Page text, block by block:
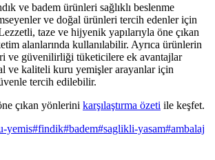
ve badem ürünleri sağlıklı beslenme
ve doğal ürünleri tercih edenler için
taze ve hijyenik yapılarıyla öne çıkan
alanlarında kullanılabilir. Ayrıca ürünlerin
ve güvenilirliği tüketicilere ek avantajlar
ve kaliteli kuru yemişler arayanlar için
tercih edilebilir.
çıkan yönlerini karşılaştırma özeti ile keşfet.
yemis#findik#badem#saglikli-yasam#ambalaj